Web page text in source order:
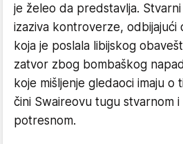
je želeo da predstavlja.
izaziva kontroverze,
koja je poslala libijskog
zatvor zbog bombaškog
koje mišljenje gledaoci imaju o
čini Swaireovu tugu stvarnom i
potresnom.